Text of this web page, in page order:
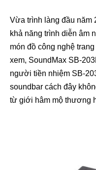
Vừa trình làng đầu năm
khả năng trình diễn âm
món đồ công nghệ
xem, SoundMax SB-
người tiền nhiệm SB-
soundbar cách đây
từ giới hâm mộ thương